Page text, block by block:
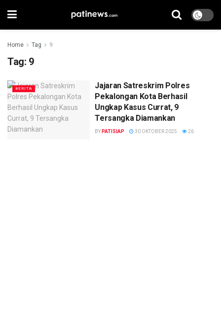
Home Tag 9
Tag: 9
BERITA
Jajaran Satreskrim Polres
Pekalongan Kota Berhasil
Ungkap Kasus Currat, 9
Tersangka Diamankan
BY PATISIAP 30 OKTOBER 2025 26